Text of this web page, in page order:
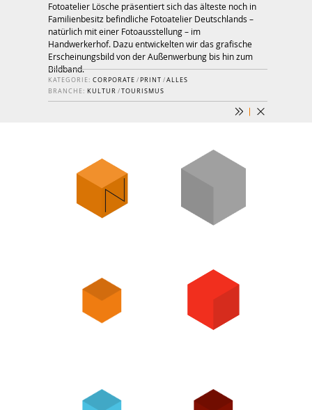
Fotoatelier Lösche präsentiert sich das älteste noch in
Familienbesitz befindliche Fotoatelier Deutschlands –
natürlich mit einer Fotoausstellung – im
Handwerkerhof. Dazu entwickelten wir das grafische
Erschei­nungs­bild von der Außenwerbung bis hin zum
Bildband.
KATEGORIE: CORPORATE /PRINT /ALLES
BRANCHE: KULTUR /TOURISMUS